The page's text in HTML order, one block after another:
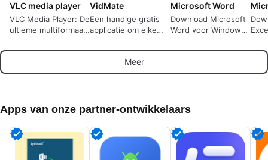
VLC media player
VLC Media Player: De
ultieme multiformaat
VidMate
Een handige gratis
applicatie om elke
downloaden.
Microsoft Word
Download Microsoft
Word voor Windows:
tekstverwerker is
Meer
Apps van onze partner-ontwikkelaars